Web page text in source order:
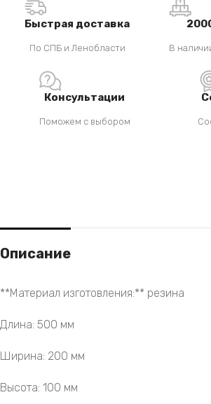
Быстрая доставка
По СПБ и Ленобласти В
Консультации
Поможем с выбором
Описание
**Материал изготовления:** резина
Длина: 500 мм
Ширина: 200 мм
Высота: 100 мм